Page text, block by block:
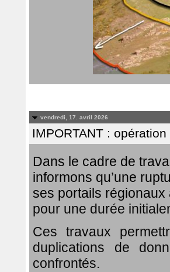
vendredi, 17. avril 2026
IMPORTANT :
Dans le cadre de
informons qu’une
ses portails régionaux
pour une durée
Ces travaux
duplications de
confrontés.